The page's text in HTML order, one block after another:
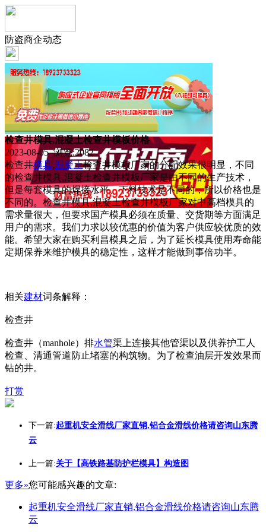
防盗商企动态
检查井模具,混凝土检查井模板价格
2023-08-05 浏览:2082
检查井模具,混凝土检查井模板厂家的分配效果很明显，不同
的检查井模具,混凝土检查井模板厂家是由不同的生产技术，
但是每套模具的焊接水平、下料技术是不同的，所以价格也是
不同的。检查井模具,混凝土检查井模板厂家对中高档模具的
需求量很大，但要求国产模具必须在质量、交货期等方面满足
用户的需求。我们力求以较优惠的价值为客户供应较优质的效
能。希望大家在购买利昌模具之后，为了延长模具使用寿命能
定期保养来维护模具的稳定性，这样才能做到事倍功半。
相关建材词条解释：
检查井
检查井（manhole）排水管渠上连接其他管渠以及供养护工人
检查、清通管道防止堵塞的构筑物。为了检查油层开发效果而
钻的井。
打赏
下一篇:起重机安全滑线厂家直销,铝合金滑线价格请咨询山东腾
云
上一篇:关于【高铁路基防护栏模具】构造图
更多»您可能感兴趣的文章:
起重机安全滑线厂家直销,铝合金滑线价格请咨询山东腾
云